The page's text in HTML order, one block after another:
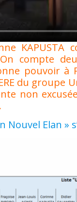
KAPUSTA
compte
pouvoir à
du groupe
non
Nouvel Elan »